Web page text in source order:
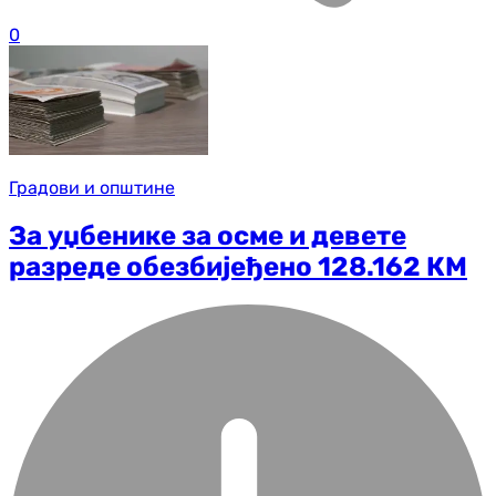
0
Градови и општине
За уџбенике за осме и девете
разреде обезбијеђено 128.162 КМ